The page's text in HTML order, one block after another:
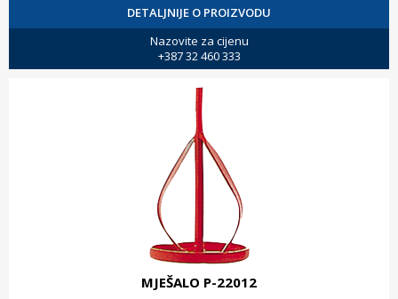
DETALJNIJE O PROIZVODU
Nazovite za cijenu
+387 32 460 333
MJEŠALO P-22012